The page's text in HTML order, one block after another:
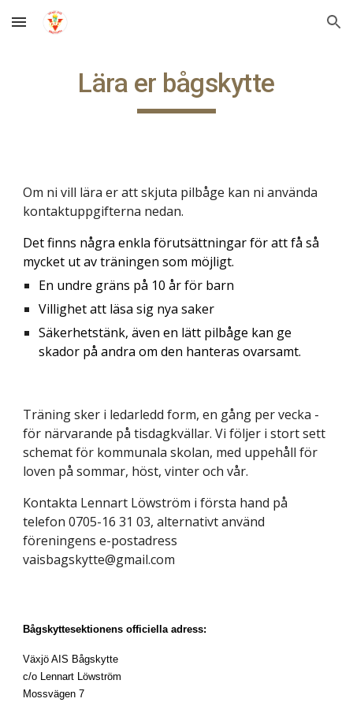
Skip to main content Skip to navigation
Lära er bågskytte
Om ni vill lära er att skjuta pilbåge kan ni använda
kontaktuppgifterna nedan.
Det finns några enkla förutsättningar för att få så
mycket ut av träningen som möjligt.
En undre gräns på 10 år för barn
Villighet att läsa sig nya saker
Säkerhetstänk, även en lätt pilbåge kan ge
skador på andra om den hanteras ovarsamt.
Träning sker i ledarledd form, en gång per vecka -
för närvarande på tisdagkvällar. Vi följer i stort sett
schemat för kommunala skolan, med uppehåll för
loven på sommar, höst, vinter och vår.
Kontakta Lennart Löwström i första hand på
telefon 0705-16 31 03, alternativt använd
föreningens e-postadress
vaisbagskytte@gmail.com
Bågskyttesektionens officiella adress:
Växjö AIS Bågskytte
c/o Lennart Löwström
Mossvägen 7